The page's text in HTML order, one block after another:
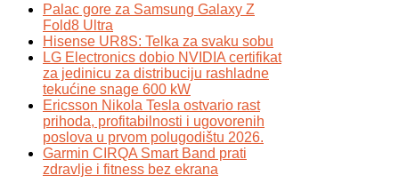
Palac gore za Samsung Galaxy Z
Fold8 Ultra
Hisense UR8S: Telka za svaku sobu
LG Electronics dobio NVIDIA certifikat
za jedinicu za distribuciju rashladne
tekućine snage 600 kW
Ericsson Nikola Tesla ostvario rast
prihoda, profitabilnosti i ugovorenih
poslova u prvom polugodištu 2026.
Garmin CIRQA Smart Band prati
zdravlje i fitness bez ekrana